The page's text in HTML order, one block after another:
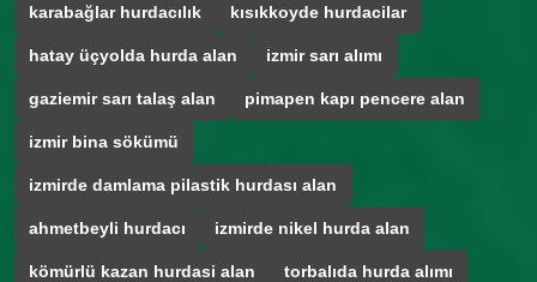
karabağlar hurdacılık kısıkkoyde hurdacilar
hatay üçyolda hurda alan izmir sarı alımı
gaziemir sarı talaş alan pimapen kapı pencere alan
izmir bina sökümü
izmirde damlama pilastik hurdası alan
ahmetbeyli hurdacı izmirde nikel hurda alan
kömürlü kazan hurdasi alan torbalıda hurda alımı